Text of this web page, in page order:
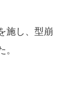
施し、型崩